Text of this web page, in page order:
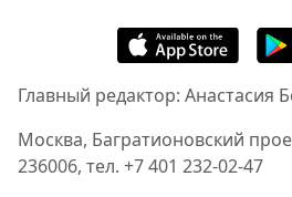
Главный редактор: Анастасия
Москва, Багратионовский
236006, тел. +7 401 232-02-47